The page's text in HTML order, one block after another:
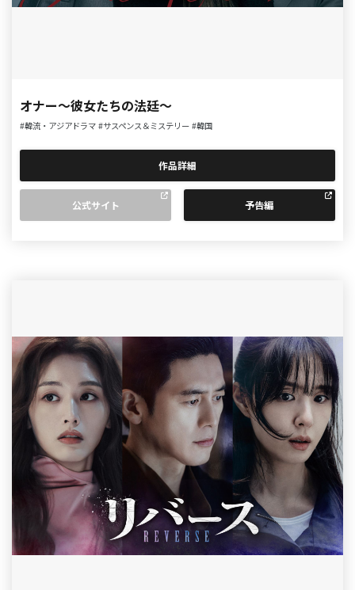
オナー～彼女たちの法廷～
#韓流・アジアドラマ #サスペンス＆ミステリー #韓国
作品詳細
公式サイト 予告編